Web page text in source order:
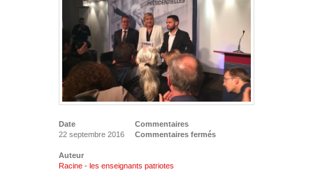
Date
22 septembre 2016
Commentaires
Commentaires fermés
Auteur
Racine - les enseignants patriotes